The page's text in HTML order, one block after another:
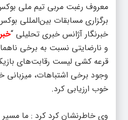
معروف رغبت مربی تیم ملی بوکس
برگزاری مسابقات بین‌المللی
خبرنگار آژانس خبری تحلیلی “
و نارضایتی نسبت به برخی
قرعه کشی لیست رقابت‌های
وجود برخی اشتباهات، میزبانی
خوب ارزیابی کرد.
وی خاطرنشان کرد کرد : ما